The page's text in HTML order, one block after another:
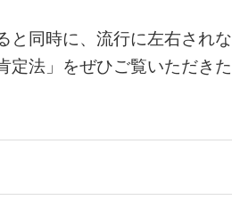
と同時に、流行に左右されな
定法」をぜひご覧いただきた